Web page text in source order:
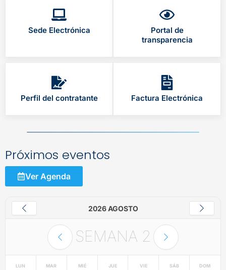
Sede Electrónica
Portal de
transparencia
Perfil del contratante Factura Electrónica
Próximos eventos
Ver Agenda
2026 AGOSTO
SEMANA 2
LUN MAR MIÉ JUE VIE SÁB DOM